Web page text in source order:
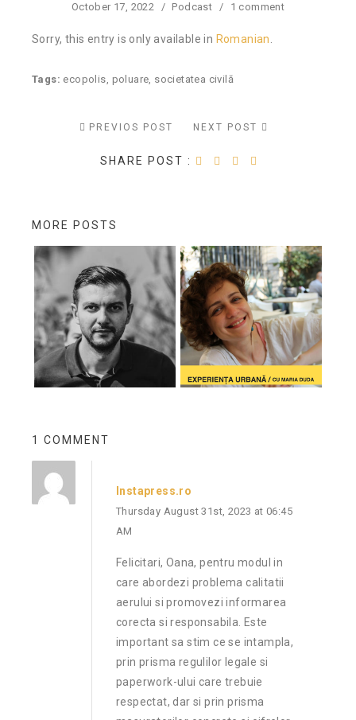
October 17, 2022 / Podcast / 1 comment
Sorry, this entry is only available in Romanian
Tags: ecopolis, poluare, societatea civilă
PREVIOS POST NEXT POST
SHARE POST :
MORE POSTS
1 COMMENT
Instapress.ro
Thursday August 31st, 2023 at 06:45
AM
Felicitari, Oana, pentru modul in
care abordezi problema calitatii
aerului si promovezi informarea
corecta si responsabila. Este
important sa stim ce se intampla,
prin prisma regulilor legale si
paperwork-ului care trebuie
respectat, dar si prin prisma